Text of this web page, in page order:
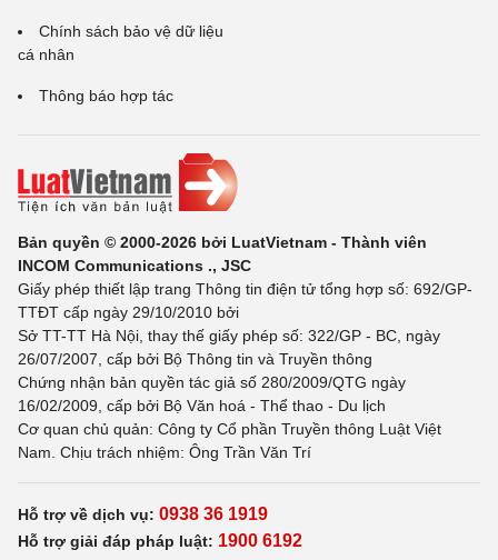
Chính sách bảo vệ dữ liệu
cá nhân
Thông báo hợp tác
Bản quyền © 2000-2026 bởi LuatVietnam - Thành viên
INCOM Communications ., JSC
Giấy phép thiết lập trang Thông tin điện tử tổng hợp số: 692/GP-
TTĐT cấp ngày 29/10/2010 bởi
Sở TT-TT Hà Nội, thay thế giấy phép số: 322/GP - BC, ngày
26/07/2007, cấp bởi Bộ Thông tin và Truyền thông
Chứng nhận bản quyền tác giả số 280/2009/QTG ngày
16/02/2009, cấp bởi Bộ Văn hoá - Thể thao - Du lịch
Cơ quan chủ quản: Công ty Cổ phần Truyền thông Luật Việt
Nam. Chịu trách nhiệm: Ông Trần Văn Trí
Hỗ trợ về dịch vụ: 0938 36 1919
Hỗ trợ giải đáp pháp luật: 1900 6192